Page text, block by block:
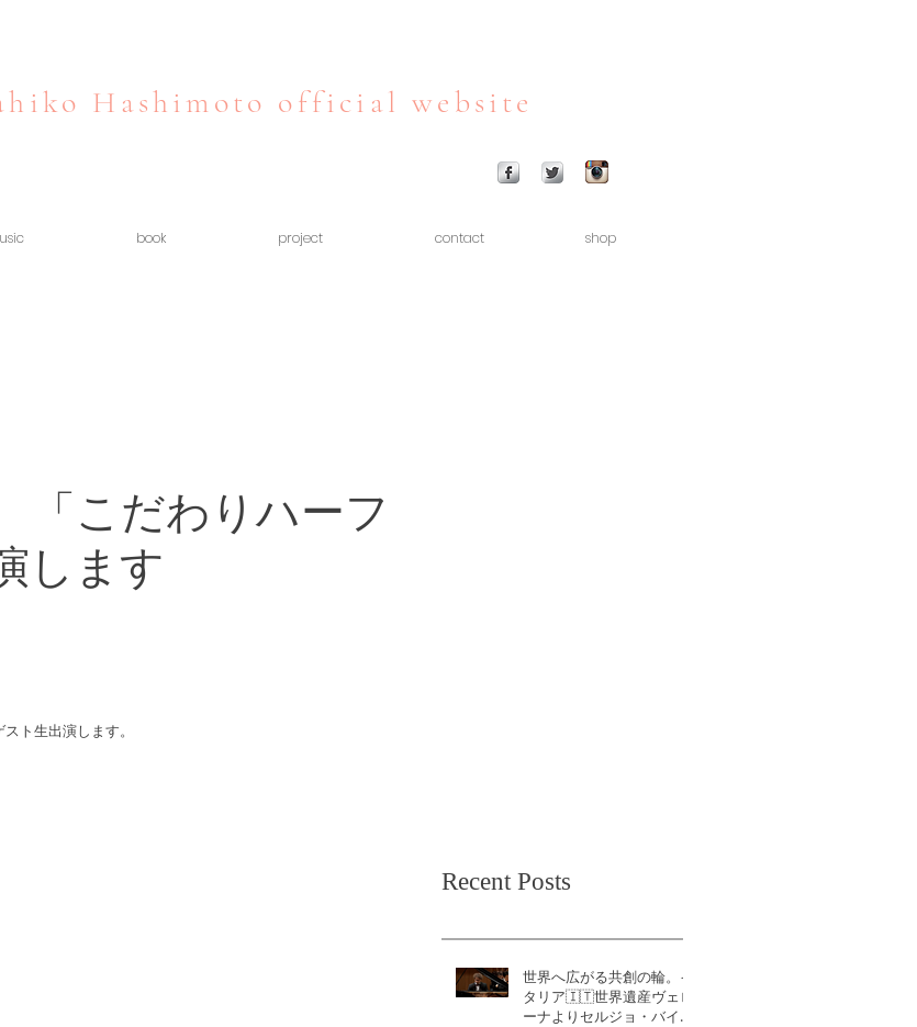
Hashimoto official website
book project contact shop
こだわりハーフ
します
ト生出演します。
Recent Posts
世界へ広がる共創の輪。イ
タリア🇮🇹世界遺産ヴェロ
ーナよりセルジョ・バイエ